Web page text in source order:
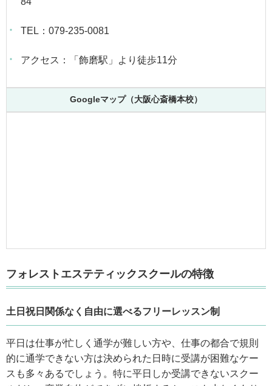
TEL：079-235-0081
アクセス：「飾磨駅」より徒歩11分
Googleマップ（大阪心斎橋本校）
フォレストエステティックスクールの特徴
土日祝日関係なく自由に選べるフリーレッスン制
平日は仕事が忙しく通学が難しい方や、仕事の都合で規則
的に通学できない方は決められた日時に受講が困難なケー
スも多々あるでしょう。特に平日しか受講できないスクー